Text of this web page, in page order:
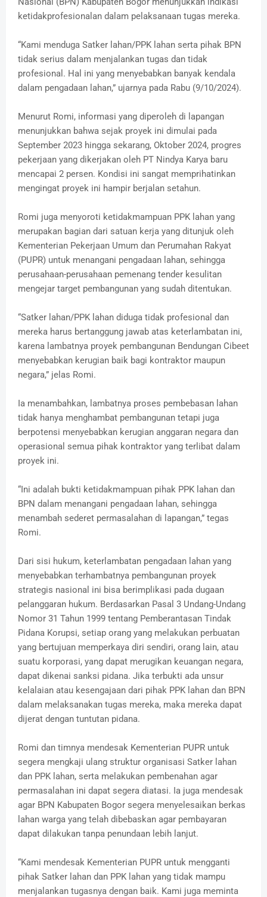
ketidakprofesionalan dalam pelaksanaan tugas mereka.
“Kami menduga Satker lahan/PPK lahan serta pihak BPN
tidak serius dalam menjalankan tugas dan tidak
profesional. Hal ini yang menyebabkan banyak kendala
dalam pengadaan lahan,” ujarnya pada Rabu (9/10/2024).
Menurut Romi, informasi yang diperoleh di lapangan
menunjukkan bahwa sejak proyek ini dimulai pada
September 2023 hingga sekarang, Oktober 2024, progres
pekerjaan yang dikerjakan oleh PT Nindya Karya baru
mencapai 2 persen. Kondisi ini sangat memprihatinkan
mengingat proyek ini hampir berjalan setahun.
Romi juga menyoroti ketidakmampuan PPK lahan yang
merupakan bagian dari satuan kerja yang ditunjuk oleh
Kementerian Pekerjaan Umum dan Perumahan Rakyat
(PUPR) untuk menangani pengadaan lahan, sehingga
perusahaan-perusahaan pemenang tender kesulitan
mengejar target pembangunan yang sudah ditentukan.
“Satker lahan/PPK lahan diduga tidak profesional dan
mereka harus bertanggung jawab atas keterlambatan ini,
karena lambatnya proyek pembangunan Bendungan Cibeet
menyebabkan kerugian baik bagi kontraktor maupun
negara,” jelas Romi.
Ia menambahkan, lambatnya proses pembebasan lahan
tidak hanya menghambat pembangunan tetapi juga
berpotensi menyebabkan kerugian anggaran negara dan
operasional semua pihak kontraktor yang terlibat dalam
proyek ini.
“Ini adalah bukti ketidakmampuan pihak PPK lahan dan
BPN dalam menangani pengadaan lahan, sehingga
menambah sederet permasalahan di lapangan,” tegas
Romi.
Dari sisi hukum, keterlambatan pengadaan lahan yang
menyebabkan terhambatnya pembangunan proyek
strategis nasional ini bisa berimplikasi pada dugaan
pelanggaran hukum. Berdasarkan Pasal 3 Undang-Undang
Nomor 31 Tahun 1999 tentang Pemberantasan Tindak
Pidana Korupsi, setiap orang yang melakukan perbuatan
yang bertujuan memperkaya diri sendiri, orang lain, atau
suatu korporasi, yang dapat merugikan keuangan negara,
dapat dikenai sanksi pidana. Jika terbukti ada unsur
kelalaian atau kesengajaan dari pihak PPK lahan dan BPN
dalam melaksanakan tugas mereka, maka mereka dapat
dijerat dengan tuntutan pidana.
Romi dan timnya mendesak Kementerian PUPR untuk
segera mengkaji ulang struktur organisasi Satker lahan
dan PPK lahan, serta melakukan pembenahan agar
permasalahan ini dapat segera diatasi. Ia juga mendesak
agar BPN Kabupaten Bogor segera menyelesaikan berkas
lahan warga yang telah dibebaskan agar pembayaran
dapat dilakukan tanpa penundaan lebih lanjut.
“Kami mendesak Kementerian PUPR untuk mengganti
pihak Satker lahan dan PPK lahan yang tidak mampu
menjalankan tugasnya dengan baik. Kami juga meminta